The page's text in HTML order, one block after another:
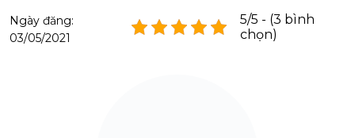
Ngày đăng:
03/05/2021
5/5 - (3 bình
chọn)